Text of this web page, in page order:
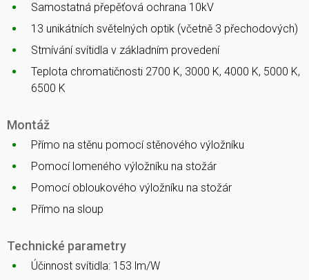
Samostatná přepěťová ochrana 10kV
13 unikátních světelných optik (včetně 3 přechodových)
Stmívání svítidla v základním provedení
Teplota chromatičnosti 2700 K, 3000 K, 4000 K, 5000 K,
6500 K
Montáž
Přímo na stěnu pomocí stěnového výložníku
Pomocí lomeného výložníku na stožár
Pomocí obloukového výložníku na stožár
Přímo na sloup
Technické parametry
Účinnost svítidla: 153 lm/W